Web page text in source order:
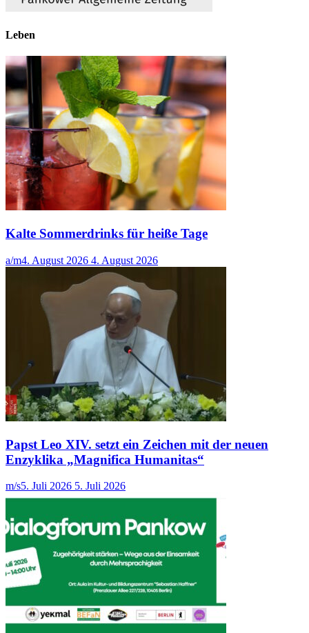
Leben
Kalte Sommerdrinks für heiße Tage
a/m4. August 2026 4. August 2026
Papst Leo XIV. setzt ein Zeichen mit der neuen
Enzyklika „Magnifica Humanitas“
m/s5. Juli 2026 5. Juli 2026